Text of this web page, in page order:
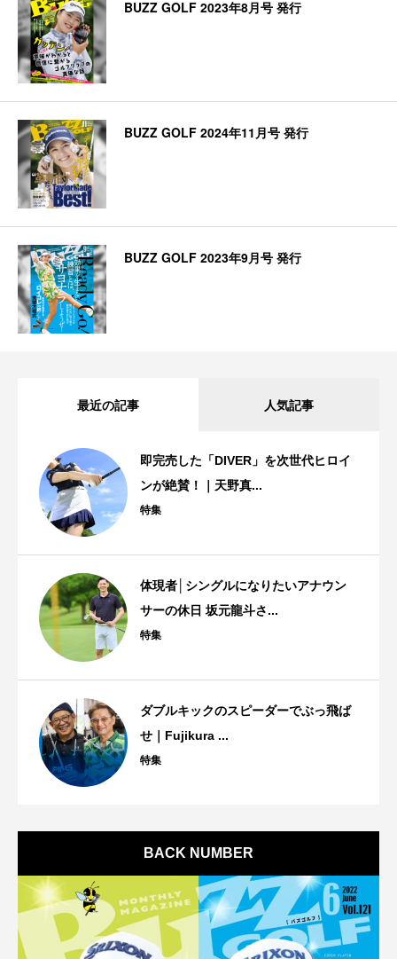
BUZZ GOLF 2023年8月号 発行
BUZZ GOLF 2024年11月号 発行
BUZZ GOLF 2023年9月号 発行
最近の記事 人気記事
即完売した「DIVER」を次世代ヒロイ
ンが絶賛！｜天野真...
特集
体現者│シングルになりたいアナウン
サーの休日 坂元龍斗さ...
特集
ダブルキックのスピーダーでぶっ飛ば
せ｜Fujikura ...
特集
BACK NUMBER